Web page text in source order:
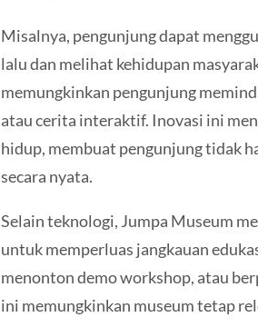
Misalnya, pengunjung dapat
lalu dan melihat kehidupan
memungkinkan pengunjung
atau cerita interaktif. Inovasi ini
hidup, membuat pengunjung tidak
secara nyata.
Selain teknologi, Jumpa Museum
untuk memperluas jangkauan
menonton demo workshop, atau
ini memungkinkan museum tetap